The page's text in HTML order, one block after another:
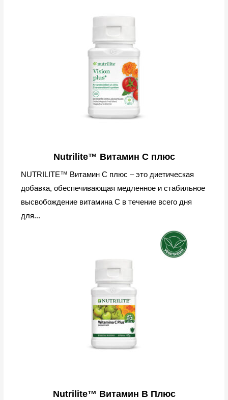
Nutrilite™ Витамин С плюс
NUTRILITE™ Витамин C плюс – это диетическая
добавка, обеспечивающая медленное и стабильное
высвобождение витамина C в течение всего дня
для...
Nutrilite™ Витамин В Плюс